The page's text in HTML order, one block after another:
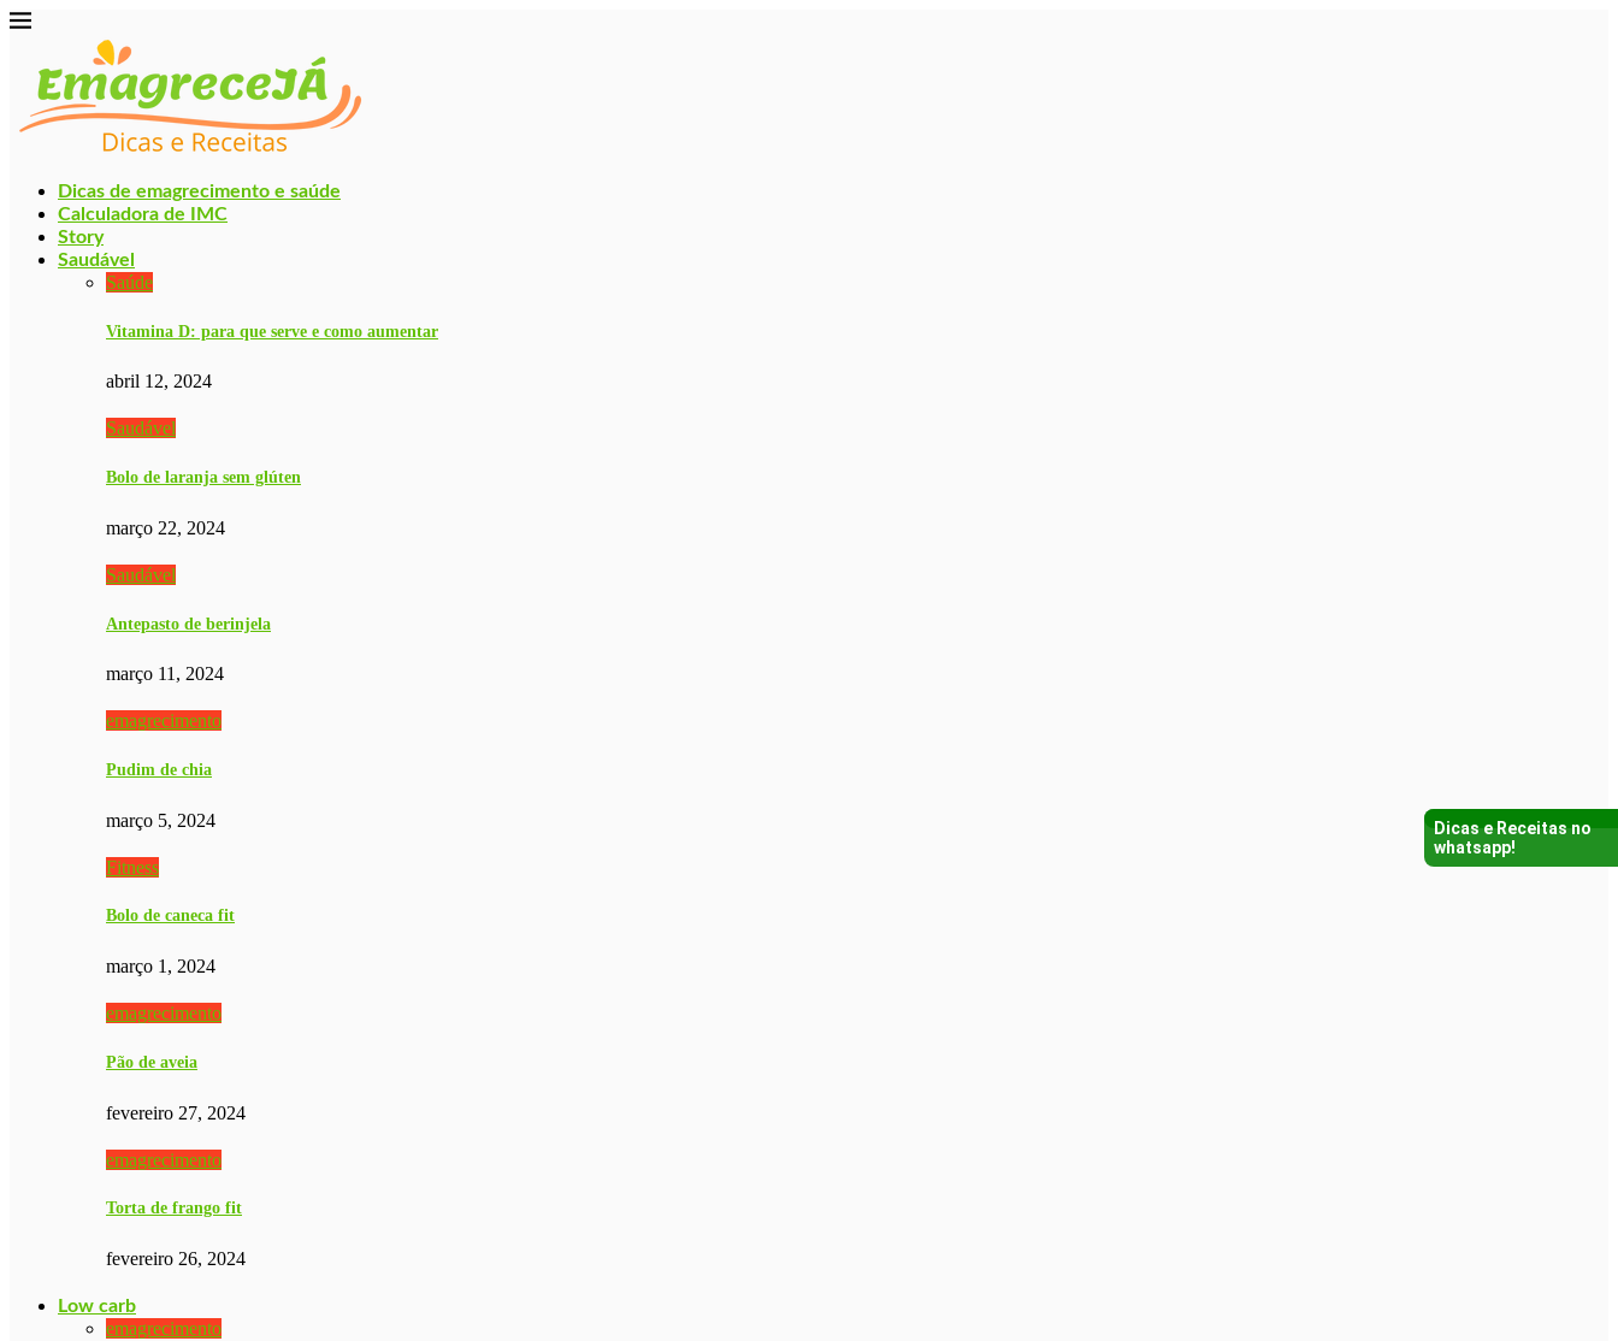
Dicas de emagrecimento e saúde
Calculadora de IMC
Story
Saudável
Saúde
Vitamina D: para que serve e como aumentar
abril 12, 2024
Saudável
Bolo de laranja sem glúten
março 22, 2024
Saudável
Antepasto de berinjela
março 11, 2024
emagrecimento
Pudim de chia
março 5, 2024
Fitness
Bolo de caneca fit
março 1, 2024
emagrecimento
Pão de aveia
fevereiro 27, 2024
emagrecimento
Torta de frango fit
fevereiro 26, 2024
Low carb
emagrecimento
Dicas e Receitas no
whatsapp!